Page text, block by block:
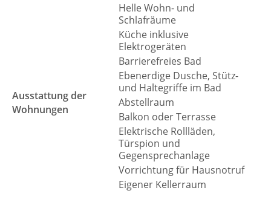
Ausstattung der
Wohnungen
Helle Wohn- und
Schlafräume
Küche inklusive
Elektrogeräten
Barrierefreies Bad
Ebenerdige Dusche, Stütz-
und Haltegriffe im Bad
Abstellraum
Balkon oder Terrasse
Elektrische Rollläden,
Türspion und
Gegensprechanlage
Vorrichtung für Hausnotruf
Eigener Kellerraum